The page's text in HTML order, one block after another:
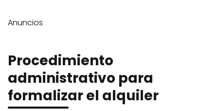
Anuncios
Procedimiento
administrativo para
formalizar el alquiler